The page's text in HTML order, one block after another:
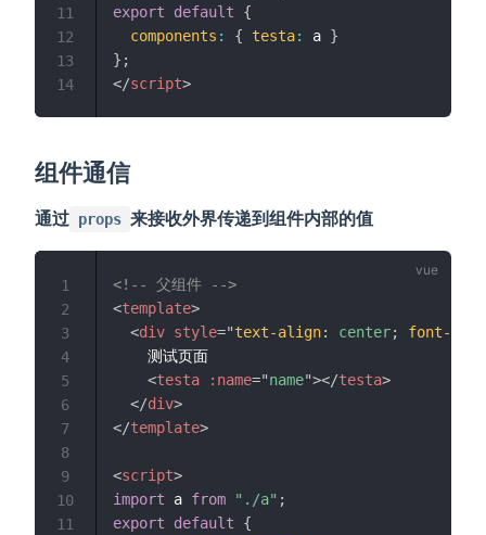
export
default
{
components : { testa: a }
} ;
</script>
11
12
13
14
组件通信
通过 props 来接收外界传递到组件内部的值
<!-- 父组件 -->
<template>
<div style="text-align: center;
font-size
    测试页面
<testa :name="name"></testa>
</div>
</template>
<script>
import a from "./a" ;
export
default
{
1
2
3
4
5
6
7
8
9
10
11